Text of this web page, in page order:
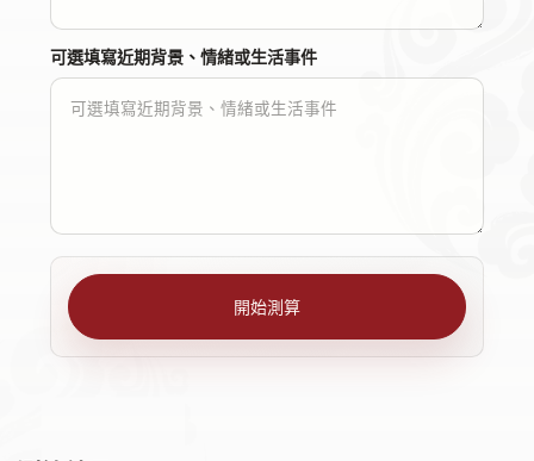
可選填寫近期背景、情緒或生活事件
開始測算